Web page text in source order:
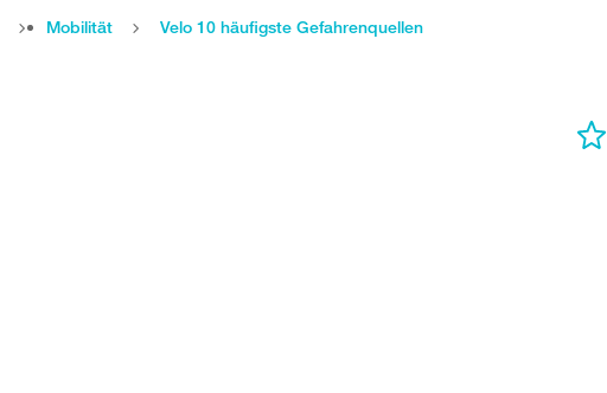
Mobilität Velo 10 häufigste Gefahrenquellen